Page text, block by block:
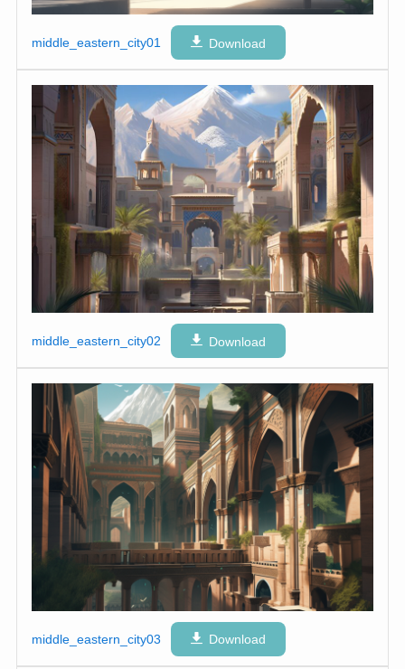
middle_eastern_city01 Download
middle_eastern_city02 Download
middle_eastern_city03 Download